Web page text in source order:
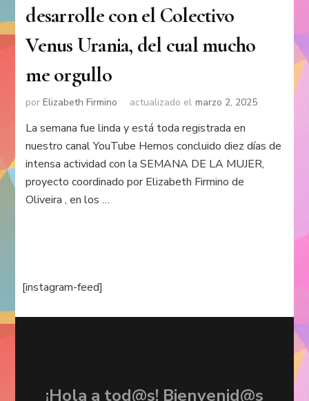
desarrolle con el Colectivo
Venus Urania, del cual mucho
me orgullo
porElizabeth Firmino actualizado el marzo 2, 2025
La semana fue linda y está toda registrada en
nuestro canal YouTube Hemos concluido diez días de
intensa actividad con la SEMANA DE LA MUJER,
proyecto coordinado por Elizabeth Firmino de
Oliveira , en los …
[instagram-feed]
¡Hola a tod@s! Bienvenid@s